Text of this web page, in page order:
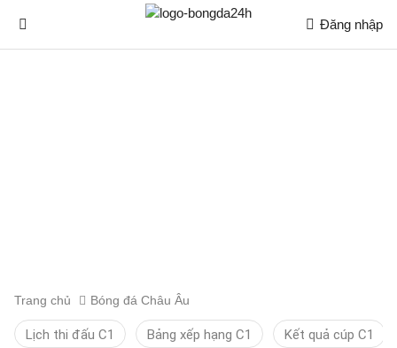
Đăng nhập
Trang chủ Bóng đá Châu Âu
Lịch thi đấu C1 Bảng xếp hạng C1 Kết quả cúp C1